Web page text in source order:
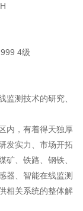
4级
监测技术的研究、
内，有着得天独厚
发实力、市场开拓
矿、铁路、钢铁、
器、智能在线监测
相关系统的整体解